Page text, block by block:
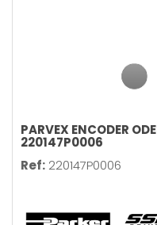
PARVEX ENCODER
220147P0006
Ref: 220147P0006